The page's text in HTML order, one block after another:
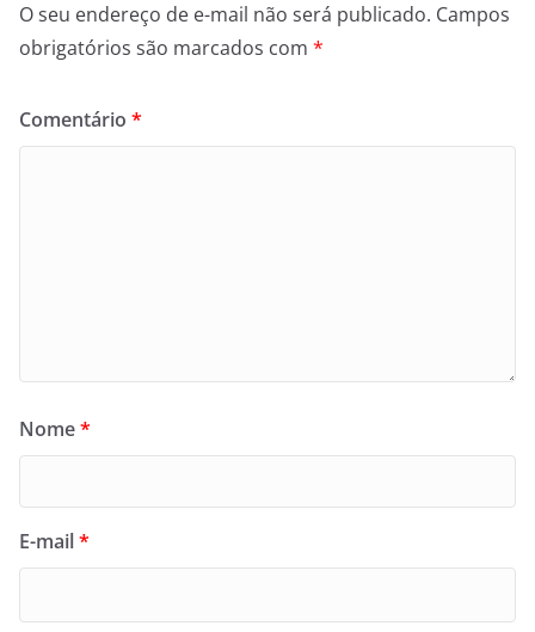
O seu endereço de e-mail não será publicado. Campos
obrigatórios são marcados com *
Comentário *
Nome*
E-mail*